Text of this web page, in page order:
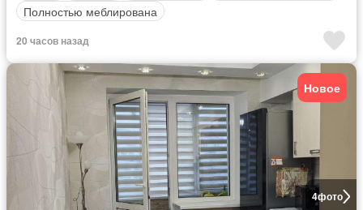
Полностью меблирована
20 часов назад
4фото
Новое